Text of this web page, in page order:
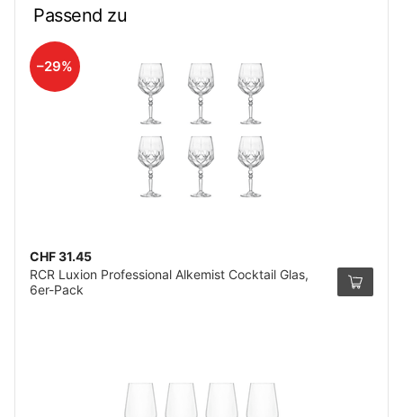
Passend zu
–29%
CHF 31.45
RCR Luxion Professional Alkemist Cocktail Glas,
6er-Pack